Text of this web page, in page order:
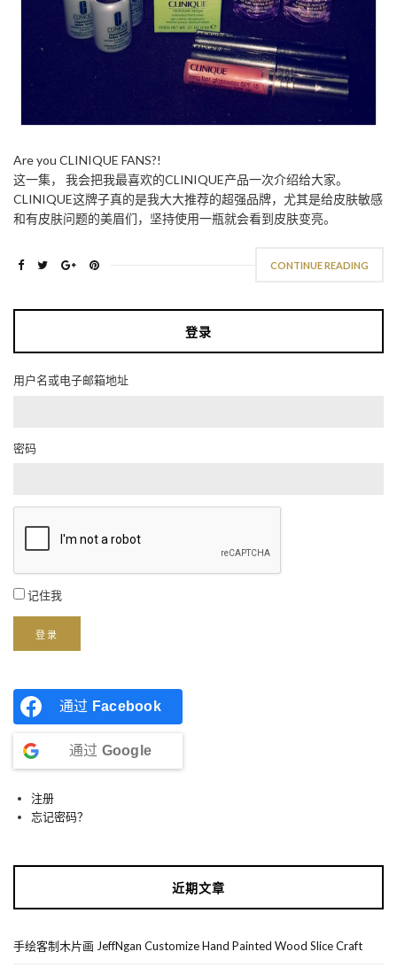
Are you CLINIQUE FANS?!
这一集， 我会把我最喜欢的CLINIQUE产品一次介绍给大家。
CLINIQUE这牌子真的是我大大推荐的超强品牌，尤其是给皮肤敏感
和有皮肤问题的美眉们，坚持使用一瓶就会看到皮肤变亮。
CONTINUE READING
登录
用户名或电子邮箱地址
密码
记住我
登录
通过 Facebook
通过 Google
注册
忘记密码？
近期文章
手绘客制木片画 JeffNgan Customize Hand Painted Wood Slice Craft